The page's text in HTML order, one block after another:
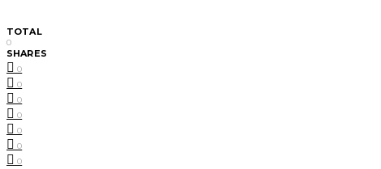
TOTAL
0
SHARES
0
0
0
0
0
0
0